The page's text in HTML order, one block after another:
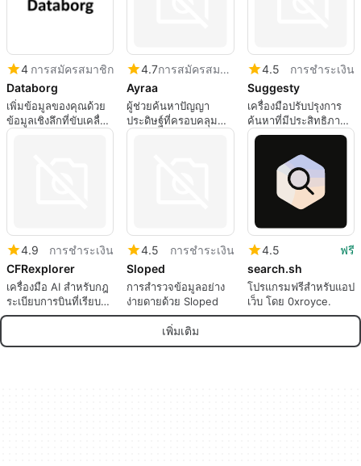
4 การสมัครสมาชิก
Databorg
เพิ่มข้อมูลของคุณด้วย
ข้อมูลเชิงลึกที่ขับเคลื่อน
ด้วย AI
4.7
การสมัครสมาชิก
Ayraa
ผู้ช่วยค้นหาปัญญา
ประดิษฐ์ที่ครอบคลุม
สำหรับสถานที่ทำงาน
4.5
การชำระเงิน
Suggesty
เครื่องมือปรับปรุงการ
ค้นหาที่มีประสิทธิภาพ
ด้วย AI
4.9
การชำระเงิน
CFRexplorer
เครื่องมือ AI สำหรับกฎ
ระเบียบการบินที่เรียบ
ง่าย
4.5
การชำระเงิน
Sloped
การสำรวจข้อมูลอย่าง
ง่ายดายด้วย Sloped
4.5
ฟรี
search.sh
โปรแกรมฟรีสำหรับแอป
เว็บ โดย 0xroyce.
เพิ่มเติม